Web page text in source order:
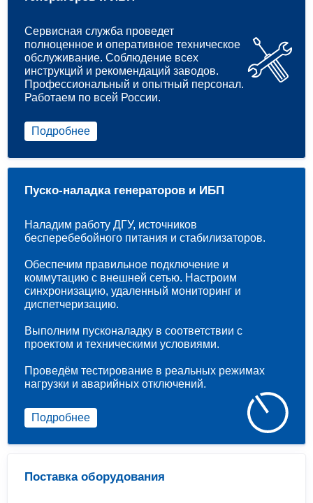
Сервисная служба проведет
полноценное и оперативное техническое
обслуживание. Соблюдение всех
инструкций и рекомендаций заводов.
Профессиональный и опытный персонал.
Работаем по всей России.
Подробнее
Поставка оборудования
Пуско-наладка генераторов и ИБП
Наладим работу ДГУ, источников
бесперебебойного питания и стабилизаторов.
Обеспечим правильное подключение и
коммутацию с внешней сетью. Настроим
синхронизацию, удаленный мониторинг и
диспетчеризацию.
Выполним пусконаладку в соответствии с
проектом и техническими условиями.
Проведём тестирование в реальных режимах
нагрузки и аварийных отключений.
Подробнее